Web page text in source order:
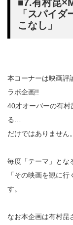
■7.有村昆
「スパイ
こなし」
本コーナーは映画評
ラボ企画!!
40才オーバーの有村
る…
だけではありません。
毎度「テーマ」とな
「その映画を観に
す。
なお本企画は有村昆